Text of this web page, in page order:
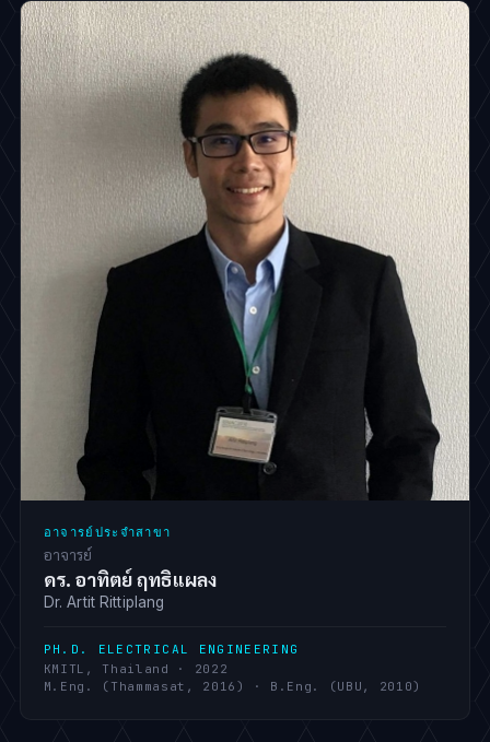
อาจารย์ประจำสาขา
อาจารย์
ดร. อาทิตย์ ฤทธิแผลง
Dr. Artit Rittiplang
PH.D. ELECTRICAL ENGINEERING
KMITL, Thailand · 2022
M.Eng. (Thammasat, 2016) · B.Eng. (UBU, 2010)